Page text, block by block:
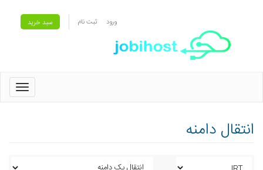
ورود ثبت نام سبد خرید
انتقال دامنه